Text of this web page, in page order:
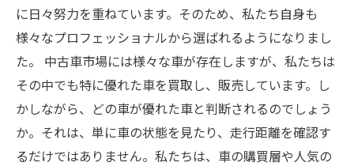
に日々努力を重ねています。そのため、私たち自身も
様々なプロフェッショナルから選ばれるようになりまし
た。 中古車市場には様々な車が存在しますが、私たちは
その中でも特に優れた車を買取し、販売しています。し
かしながら、どの車が優れた車と判断されるのでしょう
か。それは、単に車の状態を見たり、走行距離を確認す
るだけではありません。私たちは、車の購買層や人気の